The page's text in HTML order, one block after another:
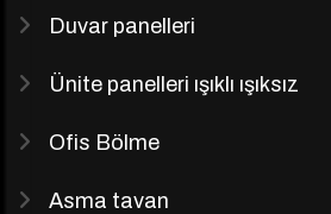
Duvar panelleri
Ünite panelleri ışıklı ışıksız
Ofis Bölme
Asma tavan